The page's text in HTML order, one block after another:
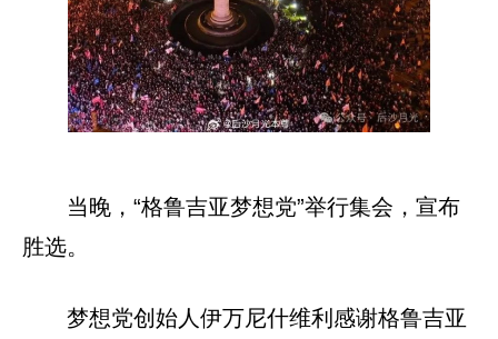
当晚，“格鲁吉亚梦想党”举行集会，宣布
胜选。
梦想党创始人伊万尼什维利感谢格鲁吉亚